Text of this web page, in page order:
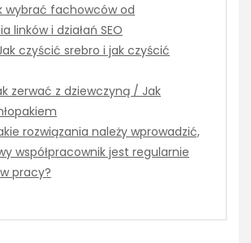
wybrać fachowców od
linków i działań SEO
czyścić srebro i jak czyścić
zerwać z dziewczyną / Jak
rozwiązania należy wprowadzić,
współpracownik jest regularnie
pracy?